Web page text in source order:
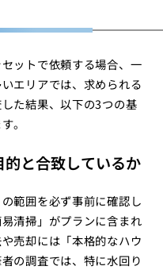
ットで依頼する場合、一
エリアでは、求められる
た結果、以下の3つの基
。
と合致しているか
範囲を必ず事前に確認し
清掃」がプランに含まれ
売却には「本格的なハウ
の調査では、特に水回り